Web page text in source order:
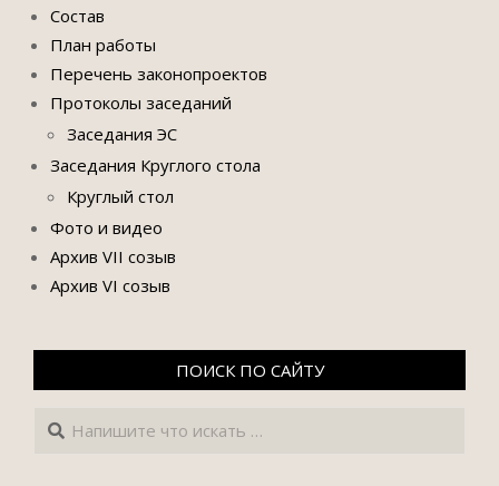
Состав
План работы
Перечень законопроектов
Протоколы заседаний
Заседания ЭС
Заседания Круглого стола
Круглый стол
Фото и видео
Архив VII созыв
Архив VI созыв
ПОИСК ПО САЙТУ
Поиск